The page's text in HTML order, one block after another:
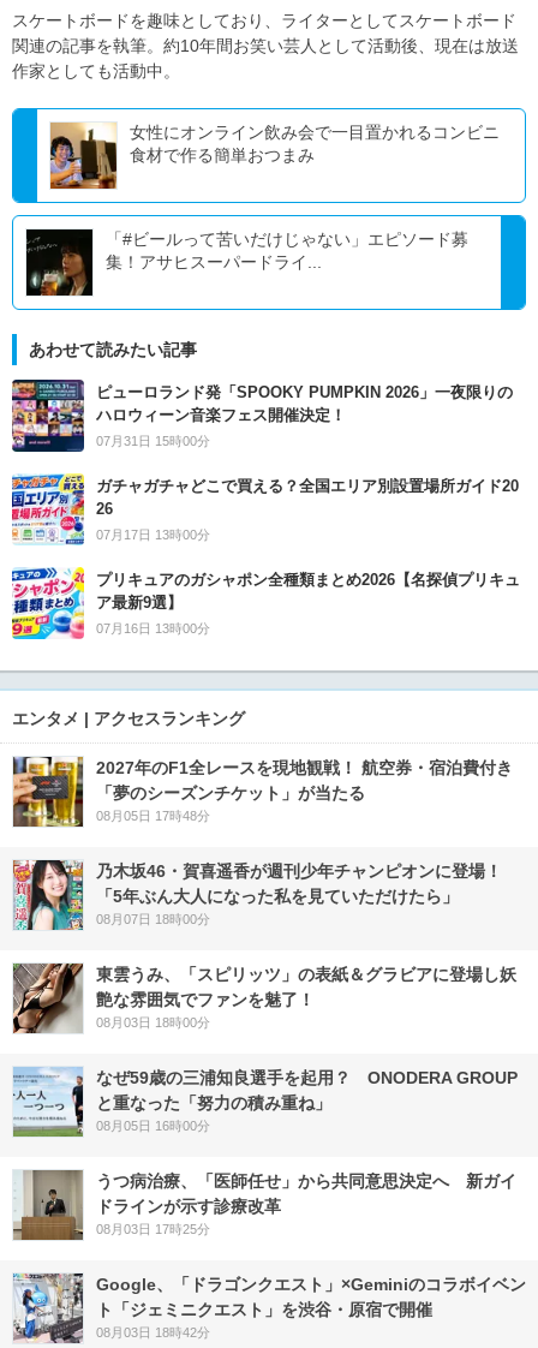
スケートボードを趣味としており、ライターとしてスケートボード
関連の記事を執筆。約10年間お笑い芸人として活動後、現在は放送
作家としても活動中。
女性にオンライン飲み会で一目置かれるコンビニ
食材で作る簡単おつまみ
「#ビールって苦いだけじゃない」エピソード募
集！アサヒスーパードライ...
あわせて読みたい記事
ピューロランド発「SPOOKY PUMPKIN 2026」一夜限りの
ハロウィーン音楽フェス開催決定！
07月31日 15時00分
ガチャガチャどこで買える？全国エリア別設置場所ガイド20
26
07月17日 13時00分
プリキュアのガシャポン全種類まとめ2026【名探偵プリキュ
ア最新9選】
07月16日 13時00分
エンタメ | アクセスランキング
2027年のF1全レースを現地観戦！ 航空券・宿泊費付き
「夢のシーズンチケット」が当たる
08月05日 17時48分
乃木坂46・賀喜遥香が週刊少年チャンピオンに登場！
「5年ぶん大人になった私を見ていただけたら」
08月07日 18時00分
東雲うみ、「スピリッツ」の表紙＆グラビアに登場し妖
艶な雰囲気でファンを魅了！
08月03日 18時00分
なぜ59歳の三浦知良選手を起用？ ONODERA GROUP
と重なった「努力の積み重ね」
08月05日 16時00分
うつ病治療、「医師任せ」から共同意思決定へ 新ガイ
ドラインが示す診療改革
08月03日 17時25分
Google、「ドラゴンクエスト」×Geminiのコラボイベン
ト「ジェミニクエスト」を渋谷・原宿で開催
08月03日 18時42分